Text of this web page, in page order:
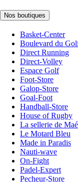
Nos boutiques
Basket-Center
Boulevard du
Direct Running
Direct-Volley
Espace Golf
Foot-Store
Galop-Store
Goal-Foot
Handball-Store
House of Rugby
La sellerie de Maé
Le Motard Bleu
Made in Paradis
Nauti-wave
On-Fight
Padel-Expert
Pecheur-Store